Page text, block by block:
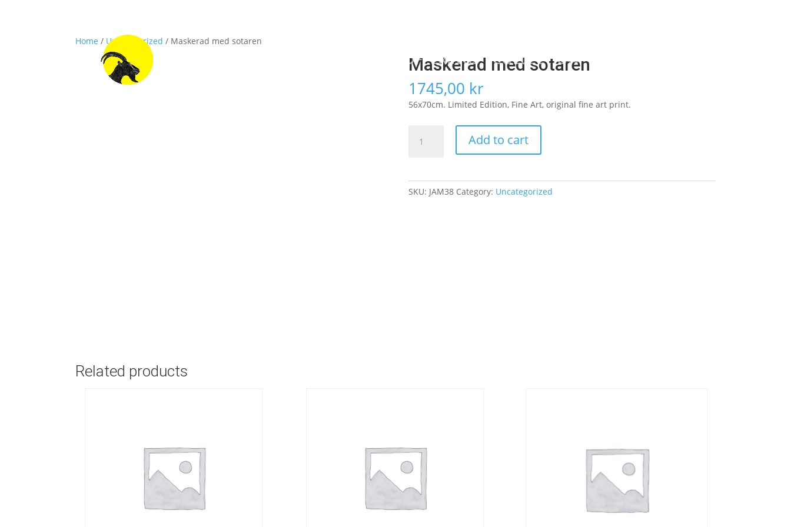
OFFERINGS COLLECTION
Home / Uncategorized / Maskerad med sotaren
Maskerad med sotaren
1745,00 kr
56x70cm. Limited Edition, Fine Art, original fine art print.
med
Add to cart
SKU: JAM38 Category: Uncategorized
Related products